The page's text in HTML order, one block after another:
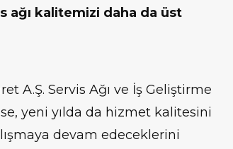
ağı kalitemizi daha da üst
A.Ş. Servis Ağı ve İş Geliştirme
yeni yılda da hizmet kalitesini
devam edeceklerini